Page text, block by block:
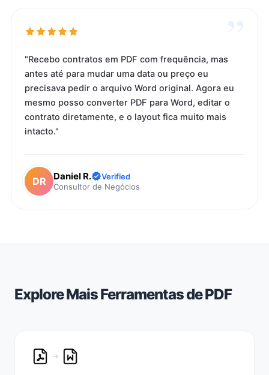
"Recebo contratos em PDF com frequência, mas
antes até para mudar uma data ou preço eu
precisava pedir o arquivo Word original. Agora eu
mesmo posso converter PDF para Word, editar o
contrato diretamente, e o layout fica muito mais
intacto."
DR Daniel R.
Verified
Consultor de Negócios
Explore Mais Ferramentas de PDF